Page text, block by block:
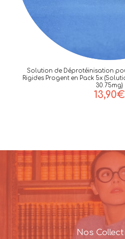
Solution de Déprotéinisation
Rigides Progent en Pack 5x
30.75mg)
13,90€
Nos